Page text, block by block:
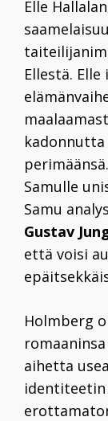
Elle
Ellestä.
Samulle
Samu
Gustav
että voisi
Holmberg
aihetta
identiteetin